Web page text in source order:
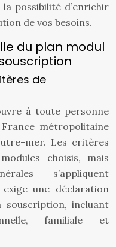
possibilité d’enrichir
de vos besoins.
du plan modul
de
à toute personne
métropolitaine
mer. Les critères
choisis, mais
s’appliquent
exige une déclaration
incluant
familiale et